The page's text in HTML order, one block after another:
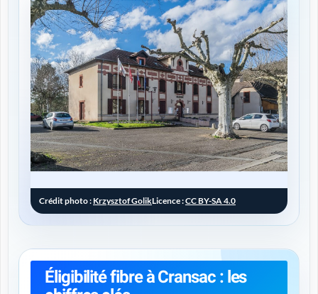
Crédit photo : Krzysztof GolikLicence :CC BY-SA 4.0
Éligibilité fibre à Cransac : les